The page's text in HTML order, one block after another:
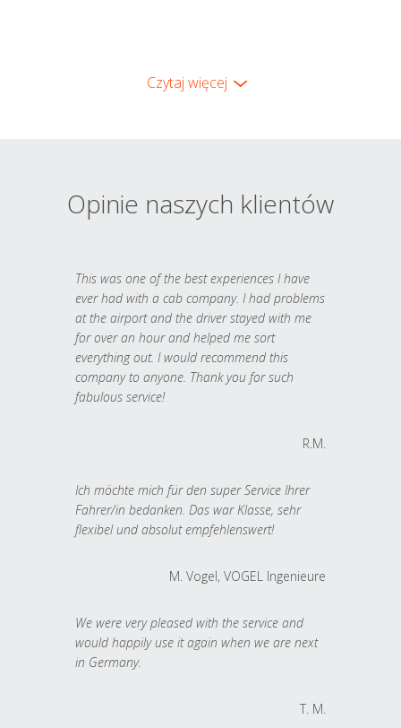
Czytaj więcej
Opinie naszych klientów
This was one of the best experiences I have
ever had with a cab company. I had problems
at the airport and the driver stayed with me
for over an hour and helped me sort
everything out. I would recommend this
company to anyone. Thank you for such
fabulous service!
R.M.
Ich möchte mich für den super Service Ihrer
Fahrer/in bedanken. Das war Klasse, sehr
flexibel und absolut empfehlenswert!
M. Vogel, VOGEL Ingenieure
We were very pleased with the service and
would happily use it again when we are next
in Germany.
T. M.